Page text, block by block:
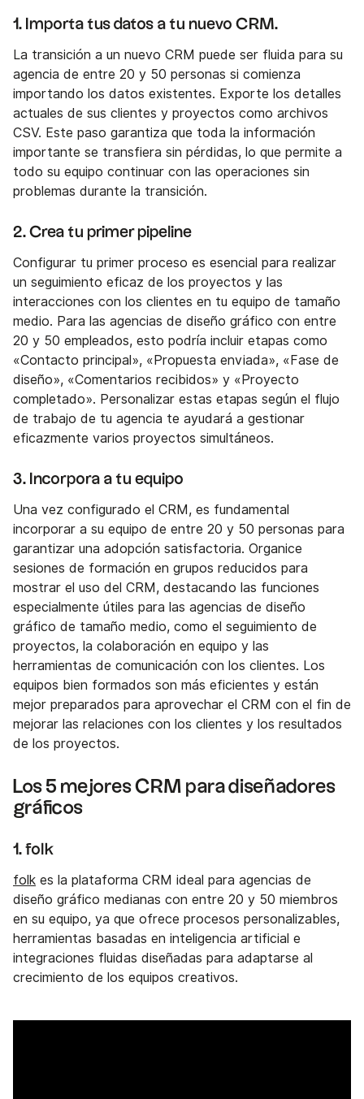
1. Importa tus datos a tu nuevo CRM.
La transición a un nuevo CRM puede ser fluida para su
agencia de entre 20 y 50 personas si comienza
importando los datos existentes. Exporte los detalles
actuales de sus clientes y proyectos como archivos
CSV. Este paso garantiza que toda la información
importante se transfiera sin pérdidas, lo que permite a
todo su equipo continuar con las operaciones sin
problemas durante la transición.
2. Crea tu primer pipeline
Configurar tu primer proceso es esencial para realizar
un seguimiento eficaz de los proyectos y las
interacciones con los clientes en tu equipo de tamaño
medio. Para las agencias de diseño gráfico con entre
20 y 50 empleados, esto podría incluir etapas como
«Contacto principal», «Propuesta enviada», «Fase de
diseño», «Comentarios recibidos» y «Proyecto
completado». Personalizar estas etapas según el flujo
de trabajo de tu agencia te ayudará a gestionar
eficazmente varios proyectos simultáneos.
3. Incorpora a tu equipo
Una vez configurado el CRM, es fundamental
incorporar a su equipo de entre 20 y 50 personas para
garantizar una adopción satisfactoria. Organice
sesiones de formación en grupos reducidos para
mostrar el uso del CRM, destacando las funciones
especialmente útiles para las agencias de diseño
gráfico de tamaño medio, como el seguimiento de
proyectos, la colaboración en equipo y las
herramientas de comunicación con los clientes. Los
equipos bien formados son más eficientes y están
mejor preparados para aprovechar el CRM con el fin de
mejorar las relaciones con los clientes y los resultados
de los proyectos.
Los 5 mejores CRM para diseñadores
gráficos
1. folk
folk es la plataforma CRM ideal para agencias de
diseño gráfico medianas con entre 20 y 50 miembros
en su equipo, ya que ofrece procesos personalizables,
herramientas basadas en inteligencia artificial e
integraciones fluidas diseñadas para adaptarse al
crecimiento de los equipos creativos.